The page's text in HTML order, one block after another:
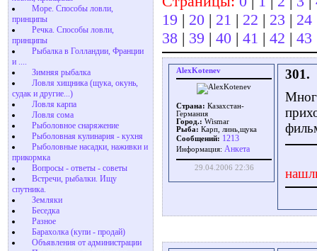
Море. Способы ловли,
принципы
Речка. Способы ловли,
принципы
Рыбалка в Голландии, Франции
и ....
Зимняя рыбалка
Ловля хищника (щука, окунь,
судак и другие...)
Ловля карпа
Ловля сома
Рыболовное снаряжение
Рыболовная кулинария - кухня
Рыболовные насадки, наживки и
прикормка
Вопросы - ответы - советы
Встречи, рыбалки. Ищу
спутника.
Земляки
Беседка
Разное
Барахолка (купи - продай)
Объявления от администрации
19 | 20 | 21 | 22 | 23 | 24
38 | 39 | 40 | 41 | 42 | 43
AlexKotenev
Страна: Казахстан-
Германия
Город.: Wismar
Рыба: Карп, линь,щука
Сообщений: 1213
Информация: Aнкета
29.04.2006 22:36
301.